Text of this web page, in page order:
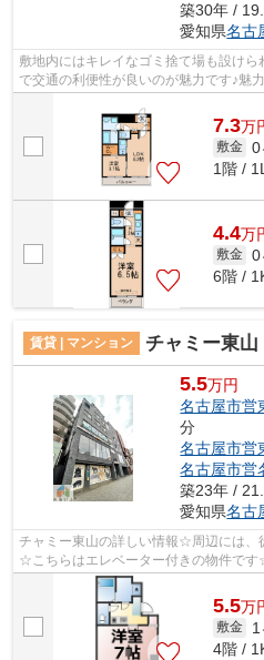
築30年 /
愛知県名古
敷地内にはキレイなゴミ捨て場も設け
で交通の利便性が良いのが魅力です♪魅
7.3万
敷金 0
1階 /
4.4万
敷金 0
6階 /
賃貸 | マンション チャミー東山
5.5万円
名古屋市営
分
名古屋市営
名古屋市営
築23年 /
愛知県名古
チャミー東山の詳しい情報☆周辺には、
☆こちらはエレベーター付きの物件で
ます☆名古屋市千種区エリアにある賃貸
5.5万
敷金 1
4階 /